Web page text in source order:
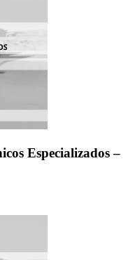
Especializados –